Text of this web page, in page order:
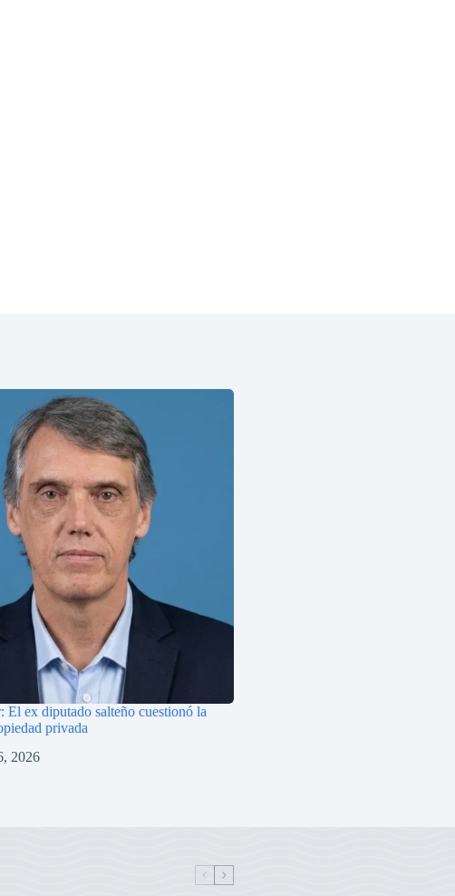
El ex diputado salteño cuestionó la
privada
2026